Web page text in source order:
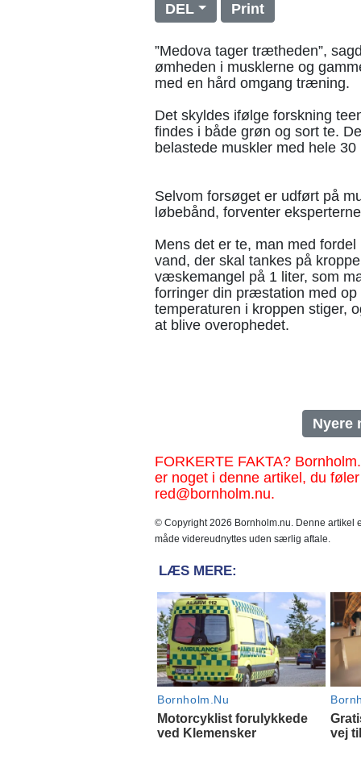
DEL Print
”Medova tager trætheden”,
ømheden i musklerne og
med en hård omgang træning.
Det skyldes ifølge forskning
findes i både grøn og sort te.
belastede muskler med hele 30
Selvom forsøget er udført på
løbebånd, forventer
Mens det er te, man med
vand, der skal tankes på
væskemangel på 1 liter, som
forringer din præstation med
temperaturen i kroppen stiger,
at blive overophedet.
Nyere
FORKERTE FAKTA?
er noget i denne artikel, du
red@bornholm.nu.
© Copyright 2026 Bornholm.nu. Denne artikel
måde videreudnyttes uden særlig aftale.